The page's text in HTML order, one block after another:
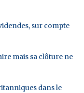
sur compte
mais sa clôture ne
dans le